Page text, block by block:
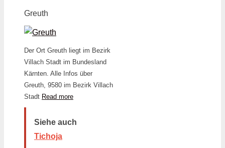
Greuth
Der Ort Greuth liegt im Bezirk
Villach Stadt im Bundesland
Kärnten. Alle Infos über
Greuth, 9580 im Bezirk Villach
Stadt Read more
Siehe auch
Tichoja